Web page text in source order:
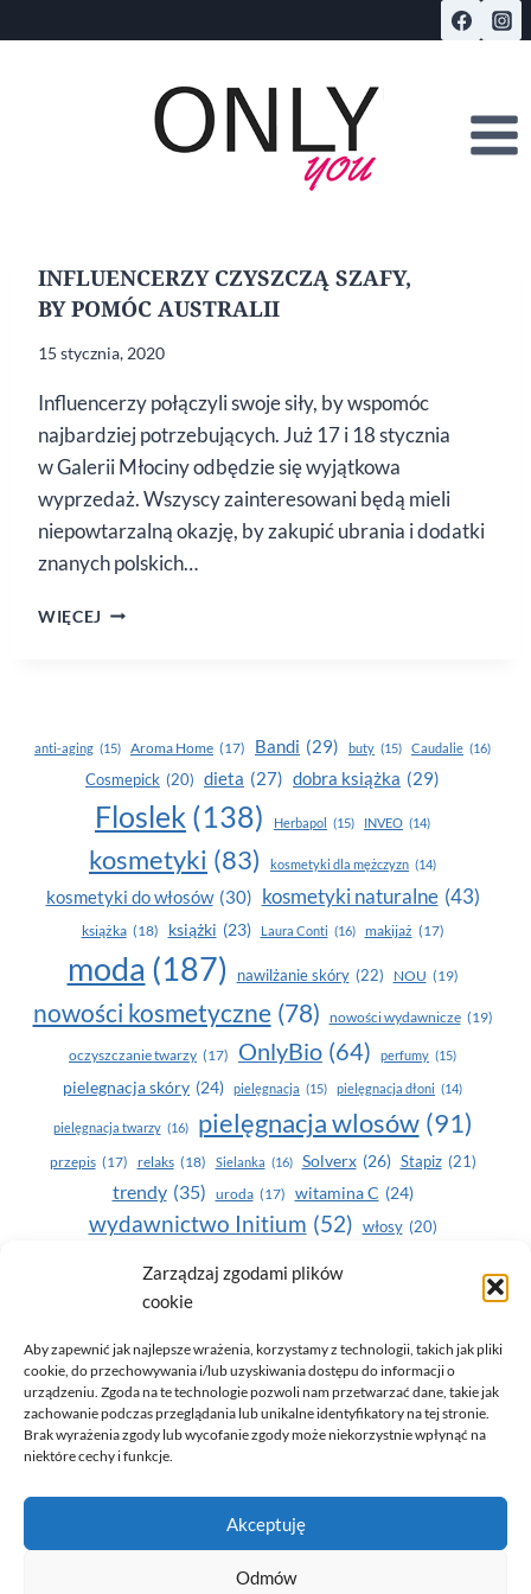
Zarządzaj zgodami plików
cookie
Aby zapewnić jak najlepsze wrażenia, korzystamy z technologii, takich jak pliki
cookie, do przechowywania i/lub uzyskiwania dostępu do informacji o
urządzeniu. Zgoda na te technologie pozwoli nam przetwarzać dane, takie jak
zachowanie podczas przeglądania lub unikalne identyfikatory na tej stronie.
Brak wyrażenia zgody lub wycofanie zgody może niekorzystnie wpłynąć na
niektóre cechy i funkcje.
Akceptuję
Odmów
do
INFLUENCERZY CZYSZCZĄ SZAFY,
BY POMÓC AUSTRALII
15 stycznia, 2020
Influencerzy połączyli swoje siły, by wspomóc
najbardziej potrzebujących. Już 17 i 18 stycznia
w Galerii Młociny odbędzie się wyjątkowa
wyprzedaż. Wszyscy zainteresowani będą mieli
niepowtarzalną okazję, by zakupić ubrania i dodatki
znanych polskich…
WIĘCEJ INFLUENCERZY
anti-aging (15) Aroma Home (17) Bandi (29) buty (15) Caudalie (16)
Cosmepick (20) dieta (27) dobra książka (29)
Floslek (138) Herbapol (15) INVEO (14)
kosmetyki (83) kosmetyki dla mężczyzn (14)
kosmetyki do włosów (30) kosmetyki naturalne (43)
książka (18) książki (23) Laura Conti (16) makijaż (17)
moda (187) nawilżanie skóry (22) NOU (19)
nowości kosmetyczne (78) nowości wydawnicze (19)
oczyszczanie twarzy (17) OnlyBio (64) perfumy (15)
pielegnacja skóry (24) pielęgnacja (15) pielęgnacja dłoni (14)
pielęgnacja twarzy (16) pielęgnacja wlosów (91)
przepis (17) relaks (18) Sielanka (16) Solverx (26) Stapiz (21)
trendy (35) uroda (17) witamina C (24)
wydawnictwo Initium (52) włosy (20)
Yasumi(164) zdrowe zęby
zdrowie
© 2026 Only You - portal dla kobiet (uroda, moda, zdrowie)
opracowanie:AZDOBRESTRONY